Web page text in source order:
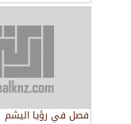
فصل في رؤيا اليشم